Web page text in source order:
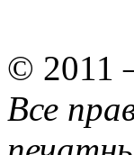
© 2011
Все